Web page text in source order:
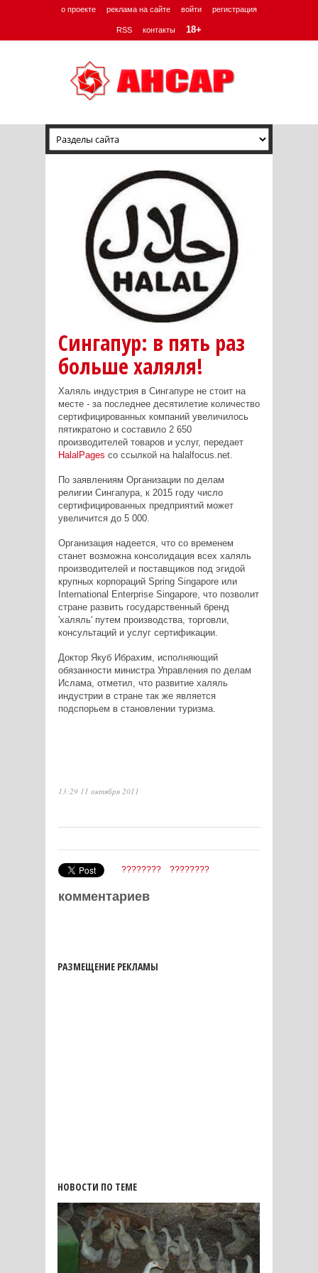
о проекте реклама на сайте войти регистрация
RSS контакты 18+
Сингапур: в пять раз
больше халяля!
Халяль индустрия в Сингапуре не стоит на
месте - за последнее десятилетие количество
сертифицированных компаний увеличилось
пятикратоно и составило 2 650
производителей товаров и услуг, передает
HalalPages со ссылкой на halalfocus.net.
По заявлениям Организации по делам
религии Сингапура, к 2015 году число
сертифицированных предприятий может
увеличится до 5 000.
Организация надеется, что со временем
станет возможна консолидация всех халяль
производителей и поставщиков под эгидой
крупных корпораций Spring Singapore или
International Enterprise Singapore, что позволит
стране развить государственный бренд
'халяль' путем производства, торговли,
консультаций и услуг сертификации.
Доктор Якуб Ибрахим, исполняющий
обязанности министра Управления по делам
Ислама, отметил, что развитие халяль
индустрии в стране так же является
подспорьем в становлении туризма.
13:29 11 октября 2011
???????? ????????
комментариев
РАЗМЕЩЕНИЕ РЕКЛАМЫ
НОВОСТИ ПО ТЕМЕ